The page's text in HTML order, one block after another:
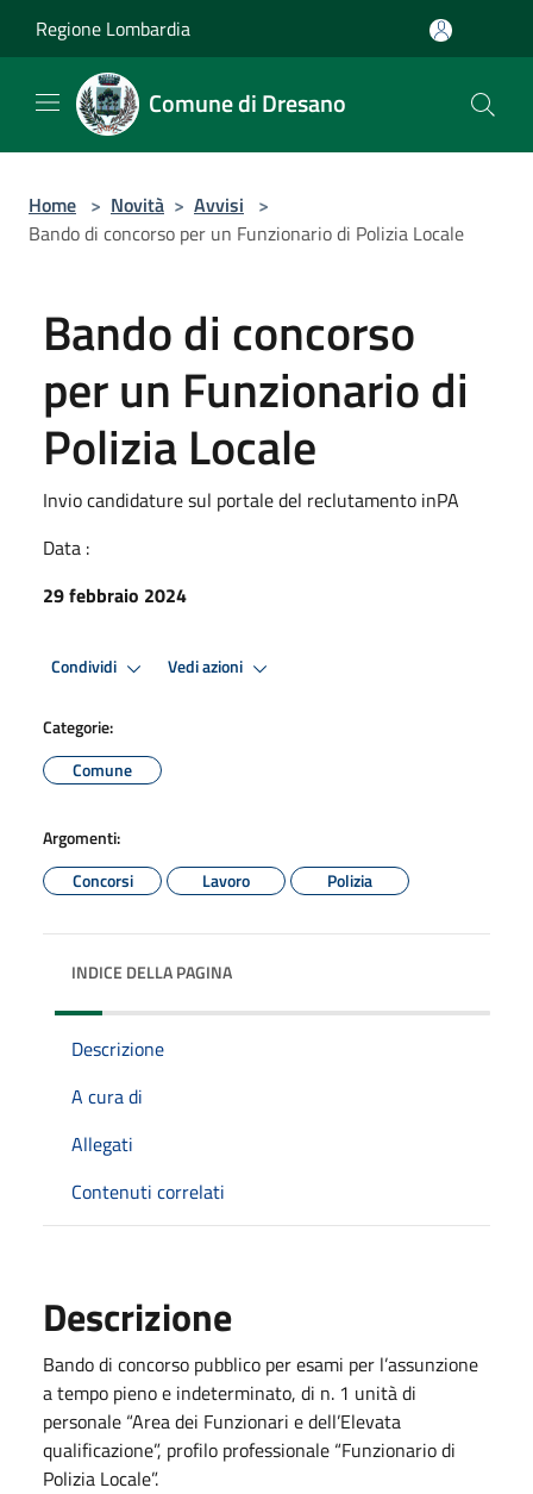
Regione Lombardia
Comune di Dresano
Home > Novità > Avvisi >
Bando di concorso per un Funzionario di Polizia Locale
Bando di concorso
per un Funzionario di
Polizia Locale
Invio candidature sul portale del reclutamento inPA
Data :
29 febbraio 2024
Condividi Vedi azioni
Categorie:
Comune
Argomenti:
Concorsi
Lavoro Polizia
INDICE DELLA PAGINA
Descrizione
A cura di
Allegati
Contenuti correlati
Descrizione
Bando di concorso pubblico per esami per l’assunzione
a tempo pieno e indeterminato, di n. 1 unità di
personale “Area dei Funzionari e dell’Elevata
qualificazione”, profilo professionale “Funzionario di
Polizia Locale”.